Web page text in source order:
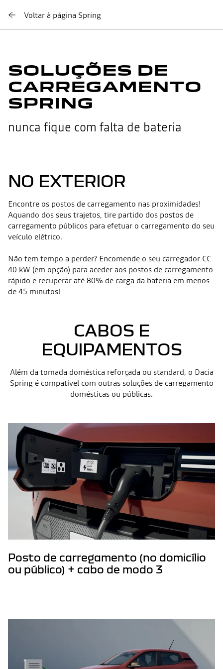
Voltar à página Spring
SOLUÇÕES DE
CARREGAMENTO
SPRING
nunca fique com falta de bateria
NO EXTERIOR
Encontre os postos de carregamento nas proximidades!
Aquando dos seus trajetos, tire partido dos postos de
carregamento públicos para efetuar o carregamento do seu
veículo elétrico.
Não tem tempo a perder? Encomende o seu carregador CC
40 kW (em opção) para aceder aos postos de carregamento
rápido e recuperar até 80% de carga da bateria em menos
de 45 minutos!
CABOS E
EQUIPAMENTOS
Além da tomada doméstica reforçada ou standard, o Dacia
Spring é compatível com outras soluções de carregamento
domésticas ou públicas.
Posto de carregamento (no domicílio
ou público) + cabo de modo 3